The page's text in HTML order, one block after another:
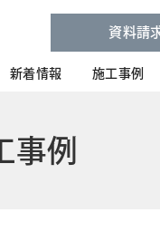
資料請
新着情報 施工事例
事例